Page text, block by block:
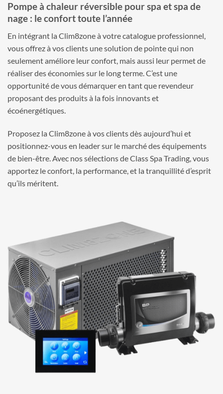
Pompe à chaleur réversible pour spa et spa de
nage : le confort toute l’année
En intégrant la Clim8zone à votre catalogue professionnel,
vous offrez à vos clients une solution de pointe qui non
seulement améliore leur confort, mais aussi leur permet de
réaliser des économies sur le long terme. C’est une
opportunité de vous démarquer en tant que revendeur
proposant des produits à la fois innovants et
écoénergétiques.
Proposez la Clim8zone à vos clients dès aujourd’hui et
positionnez-vous en leader sur le marché des équipements
de bien-être. Avec nos sélections de Class Spa Trading, vous
apportez le confort, la performance, et la tranquillité d’esprit
qu’ils méritent.